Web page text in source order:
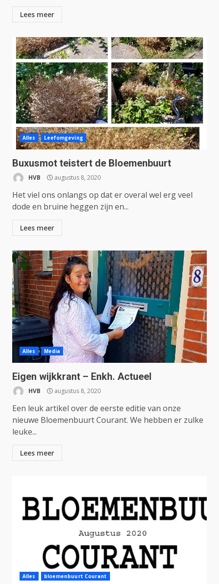
Lees meer
Alles Leefomgeving
Buxusmot teistert de Bloemenbuurt
HVB augustus 8, 2020
Het viel ons onlangs op dat er overal wel erg veel
dode en bruine heggen zijn en...
Lees meer
Alles Media
Eigen wijkkrant – Enkh. Actueel
HVB augustus 8, 2020
Een leuk artikel over de eerste editie van onze
nieuwe Bloemenbuurt Courant. We hebben er zulke
leuke...
Lees meer
Alles bloemenbuurt Courant